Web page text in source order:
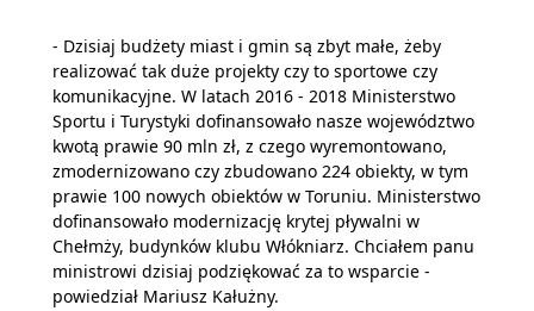
- Dzisiaj budżety miast i gmin są zbyt małe, żeby
realizować tak duże projekty czy to sportowe czy
komunikacyjne. W latach 2016 - 2018 Ministerstwo
Sportu i Turystyki dofinansowało nasze województwo
kwotą prawie 90 mln zł, z czego wyremontowano,
zmodernizowano czy zbudowano 224 obiekty, w tym
prawie 100 nowych obiektów w Toruniu. Ministerstwo
dofinansowało modernizację krytej pływalni w
Chełmży, budynków klubu Włókniarz. Chciałem panu
ministrowi dzisiaj podziękować za to wsparcie -
powiedział Mariusz Kałużny.